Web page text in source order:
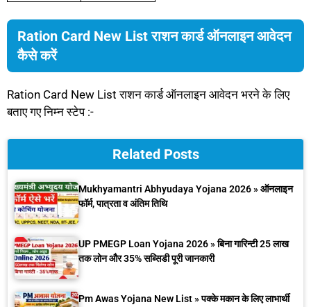
Ration Card New List राशन कार्ड ऑनलाइन आवेदन
कैसे करें
Ration Card New List राशन कार्ड ऑनलाइन आवेदन भरने के लिए
बताए गए निम्न स्टेप :-
Related Posts
Mukhyamantri Abhyudaya Yojana 2026 » ऑनलाइन
फॉर्म, पात्रता व अंतिम तिथि
UP PMEGP Loan Yojana 2026 » बिना गारिन्टी 25 लाख
तक लोन और 35% सब्सिडी पूरी जानकारी
Pm Awas Yojana New List » पक्के मकान के लिए लाभार्थी